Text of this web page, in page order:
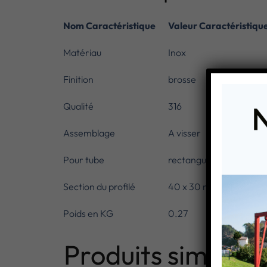
Nom Caractéristique Valeur
Matériau Inox
Finition brosse
Qualité 316
Assemblage A visser
Pour tube rectangulaire
Section du profilé 40 x 30 mm
Poids en KG 0.27
Produits